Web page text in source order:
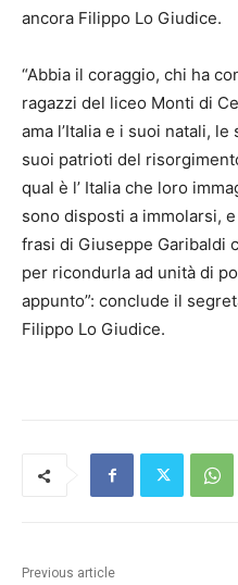
ancora Filippo Lo Giudice.
“Abbia il coraggio, chi ha
ragazzi del liceo Monti di
ama l’Italia e i suoi natali,
suoi patrioti del
qual è l’ Italia che loro
sono disposti a immolarsi,
frasi di Giuseppe Garibaldi
per ricondurla ad unità di
appunto”: conclude il
Filippo Lo Giudice.
Previous article